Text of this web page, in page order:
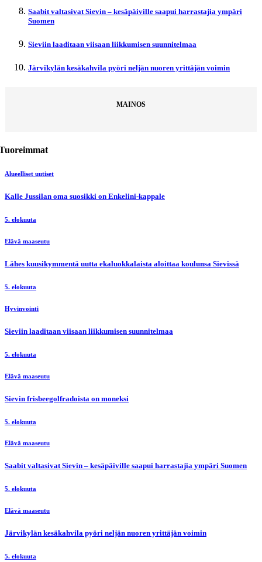
Saabit valtasivat Sievin – kesäpäiville saapui harrastajia ympäri
Suomen
Sieviin laaditaan viisaan liikkumisen suunnitelmaa
Järvikylän kesäkahvila pyöri neljän nuoren yrittäjän voimin
MAINOS
Alueelliset uutiset
Kalle Jussilan oma suosikki on Enkelini-kappale
5. elokuuta
Elävä maaseutu
Lähes kuusikymmentä uutta ekaluokkalaista aloittaa koulunsa Sievissä
5. elokuuta
Hyvinvointi
Sieviin laaditaan viisaan liikkumisen suunnitelmaa
5. elokuuta
Elävä maaseutu
Sievin frisbeegolfradoista on moneksi
5. elokuuta
Elävä maaseutu
Saabit valtasivat Sievin – kesäpäiville saapui harrastajia ympäri Suomen
5. elokuuta
Elävä maaseutu
Järvikylän kesäkahvila pyöri neljän nuoren yrittäjän voimin
5. elokuuta